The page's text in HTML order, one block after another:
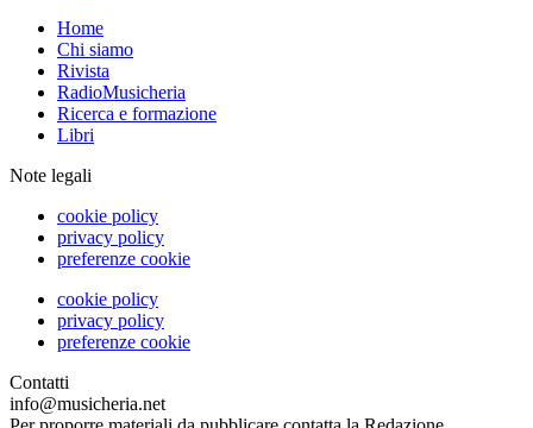
Home
Chi siamo
Rivista
RadioMusicheria
Ricerca e formazione
Libri
Note legali
cookie policy
privacy policy
preferenze cookie
cookie policy
privacy policy
preferenze cookie
Contatti
info@musicheria.net